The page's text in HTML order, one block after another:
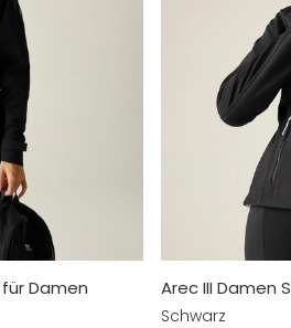
Damen Arec III Damen
Schwarz